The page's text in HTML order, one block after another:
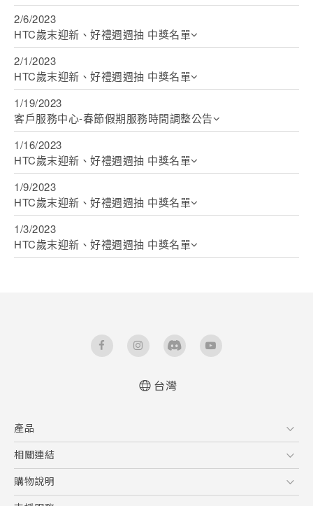
2/6/2023
HTC歲末迎新、好禮週週抽 中獎名單
2/1/2023
HTC歲末迎新、好禮週週抽 中獎名單
1/19/2023
客戶服務中心-春節假期服務時間調整公告
1/16/2023
HTC歲末迎新、好禮週週抽 中獎名單
1/9/2023
HTC歲末迎新、好禮週週抽 中獎名單
1/3/2023
HTC歲末迎新、好禮週週抽 中獎名單
台灣
產品
5G
配件
相關連結
HTC Research
購物說明